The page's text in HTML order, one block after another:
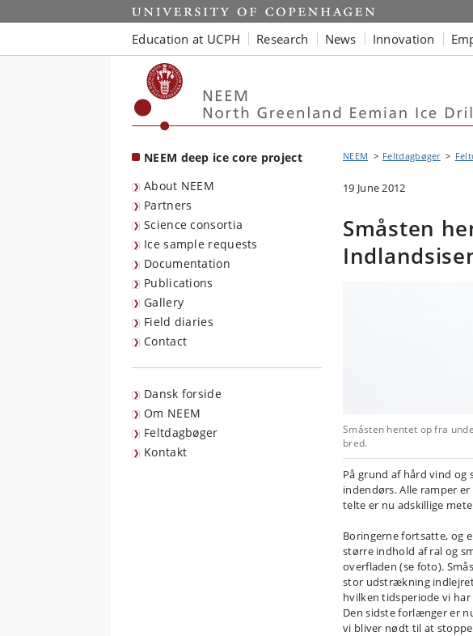
Start
Education at UCPH Research News Innovation
NEEM deep ice core project
About NEEM
Partners
Science consortia
Ice sample requests
Documentation
Publications
Gallery
Field diaries
Contact
Dansk forside
Om NEEM
Feltdagbøger
Kontakt
NEEM Feltdagbøger
19 June 2012
Småsten
Småsten hentet op fra
bred.
På grund af hård vind og
indendørs. Alle ramper
telte er nu adskillige
Boringerne fortsatte, og
større indhold af ral og
overfladen (se foto).
stor udstrækning
hvilken tidsperiode vi har
Den sidste forlænger er
vi bliver nødt til at